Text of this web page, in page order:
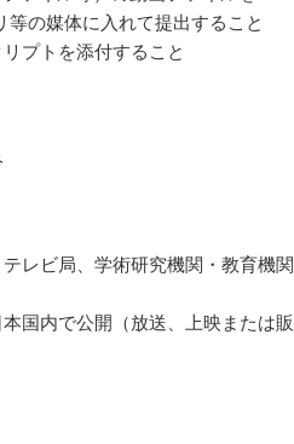
の媒体に入れて提出すること
プトを添付すること
レビ局、学術研究機関・教育機関
国内で公開（放送、上映または販